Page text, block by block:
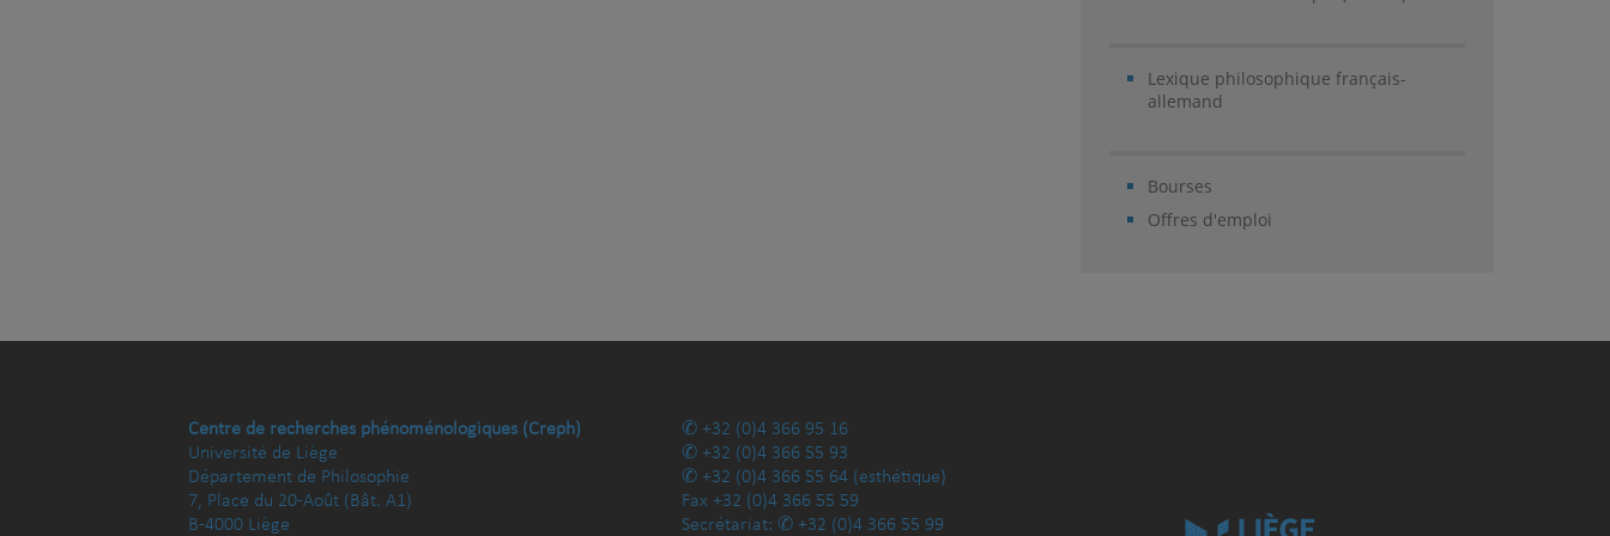
Lexique philosophique français-
allemand
Bourses
Offres d'emploi
Centre de recherches phénoménologiques (Creph)
Université de Liège
Département de Philosophie
7, Place du 20-Août (Bât. A1)
B-4000 Liège
+32 (0)4 366 95 16
+32 (0)4 366 55 93
+32 (0)4 366 55 64 (esthétique)
Fax +32 (0)4 366 55 59
Secrétariat:
+32 (0)4 366 55 99